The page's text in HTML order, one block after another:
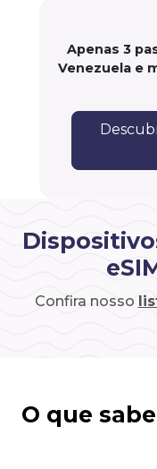
Apenas 3
Venezuela e
Confira nosso
O que